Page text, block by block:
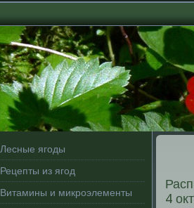
Лесные ягоды
Рецепты из ягод
Витамины и микроэлементы
4